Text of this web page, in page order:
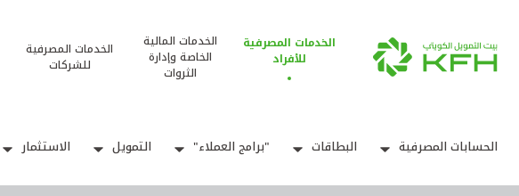
الخدمات المصرفية
للأفراد
الخدمات المالية
الخاصة وإدارة
الثروات
الخدمات المصرفية
للشركات
الحسابات المصرفية البطاقات "برامج العملاء" التمويل الاستثمار